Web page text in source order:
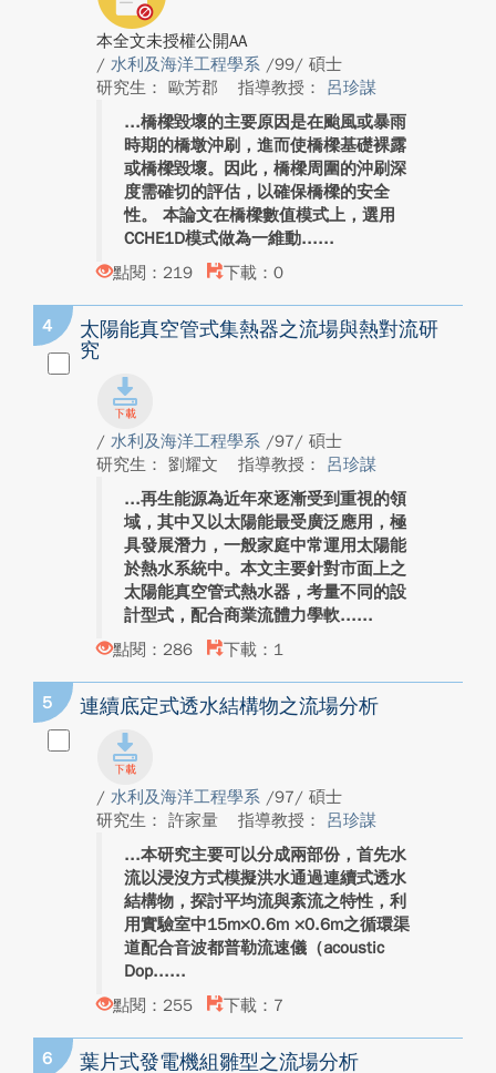
本全文未授權公開AA
/ 水利及海洋工程學系 /99/ 碩士
研究生： 歐芳郡
指導教授： 呂珍謀
橋樑毀壞的主要原因是在颱風或暴雨
時期的橋墩沖刷，進而使橋樑基礎裸露
或橋樑毀壞。因此，橋樑周圍的沖刷深
度需確切的評估，以確保橋樑的安全
性。 本論文在橋樑數值模式上，選用
CCHE1D模式做為一維動...
點閱：219
下載：0
4
太陽能真空管式集熱器之流場與熱對流研
究
/ 水利及海洋工程學系 /97/ 碩士
研究生： 劉耀文
指導教授： 呂珍謀
再生能源為近年來逐漸受到重視的領
域，其中又以太陽能最受廣泛應用，極
具發展潛力，一般家庭中常運用太陽能
於熱水系統中。本文主要針對市面上之
太陽能真空管式熱水器，考量不同的設
計型式，配合商業流體力學軟...
點閱：286
下載：1
5 連續底定式透水結構物之流場分析
/ 水利及海洋工程學系 /97/ 碩士
研究生： 許家量
指導教授： 呂珍謀
本研究主要可以分成兩部份，首先水
流以浸沒方式模擬洪水通過連續式透水
結構物，探討平均流與紊流之特性，利
用實驗室中15m×0.6m ×0.6m之循環渠
道配合音波都普勒流速儀（acoustic
Dop...
點閱：255
下載：7
6 葉片式發電機組雛型之流場分析